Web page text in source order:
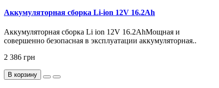
Аккумуляторная сборка Li-ion 12V 16.2Ah
Аккумуляторная сборка Li ion 12V 16.2AhМощная и
совершенно безопасная в эксплуатации аккумуляторная..
2 386 грн
В корзину